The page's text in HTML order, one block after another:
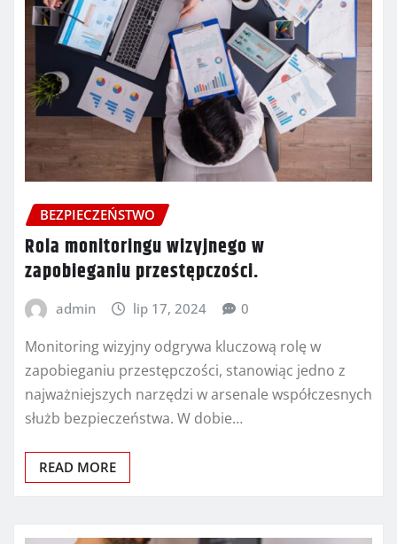
BEZPIECZEŃSTWO
Rola monitoringu wizyjnego w
zapobieganiu przestępczości.
admin lip 17, 2024 0
Monitoring wizyjny odgrywa kluczową rolę w
zapobieganiu przestępczości, stanowiąc jedno z
najważniejszych narzędzi w arsenale współczesnych
służb bezpieczeństwa. W dobie…
READ MORE